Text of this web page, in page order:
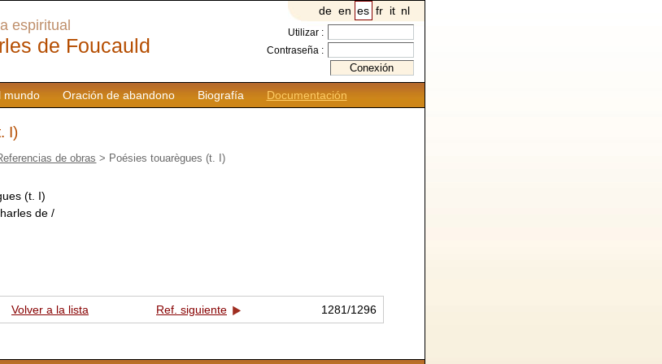
mundo Oración de abandono Biografía Documentación
espiritual
de Foucauld
de en es fr it nl
Utilizar :
Contraseña :
I)
de obras > Poésies touarègues (t. I)
(t. I)
de /
Volver a la lista Ref. siguiente 1281/1296